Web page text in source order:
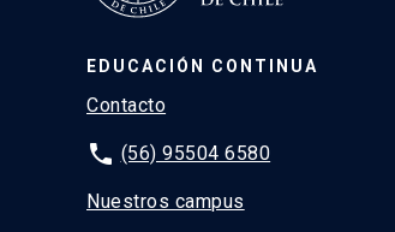
EDUCACIÓN CONTINUA
Contacto
phone (56) 95504 6580
Nuestros campus